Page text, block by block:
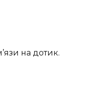
на дотик.